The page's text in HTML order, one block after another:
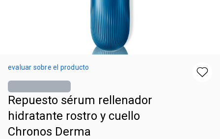
evaluar sobre el producto
Repuesto sérum rellenador
hidratante rostro y cuello
Chronos Derma